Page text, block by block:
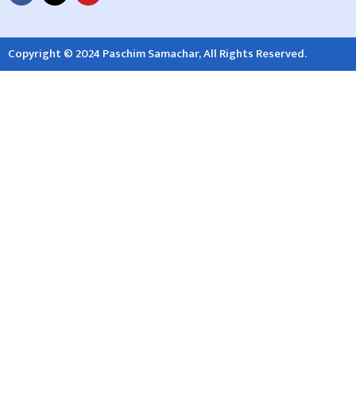
Copyright © 2024 Paschim Samachar, All Rights Reserved.